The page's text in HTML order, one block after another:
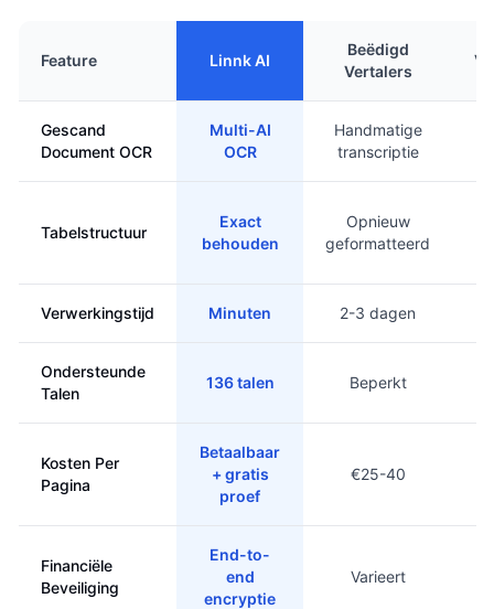
Feature Linnk AI
Beëdigd
Vertalers
Gescand
Document OCR
Multi-AI
OCR
Handmatige
transcriptie
Tabelstructuur
Exact
behouden
Opnieuw
geformatteerd
Verwerkingstijd Minuten 2-3 dagen
Ondersteunde
Talen
136 talen Beperkt
Kosten Per
Pagina
Betaalbaar
+ gratis
proef
€25-40
Financiële
Beveiliging
End-to-
end
encryptie
Varieert